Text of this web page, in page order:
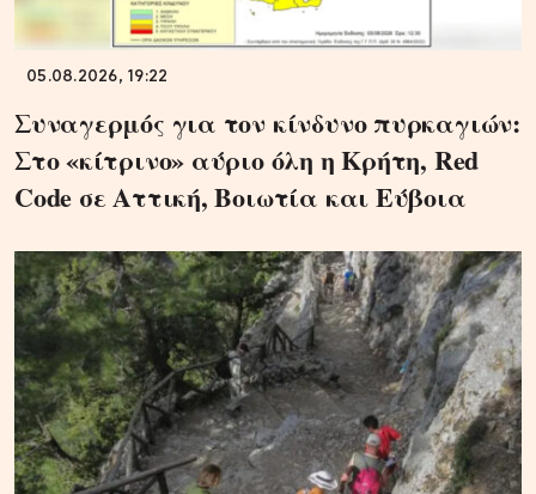
05.08.2026, 19:22
Συναγερμός για τον κίνδυνο πυρκαγιών:
Στο «κίτρινο» αύριο όλη η Κρήτη, Red
Code σε Αττική, Βοιωτία και Εύβοια